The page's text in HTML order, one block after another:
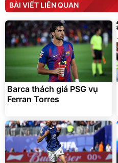
BÀI VIẾT LIÊN QUAN
Barca thách giá PSG vụ
Ferran Torres